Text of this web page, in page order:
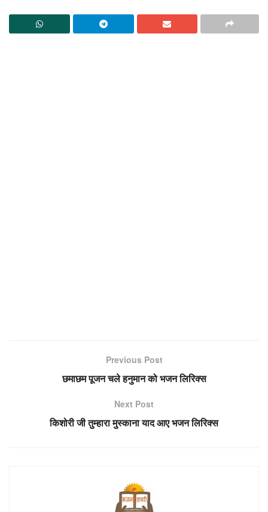
Previous Post
छमाछम पूजन चले हनुमान को भजन लिरिक्स
Next Post
किशोरी जी तुम्हारा मुस्काना याद आए भजन लिरिक्स